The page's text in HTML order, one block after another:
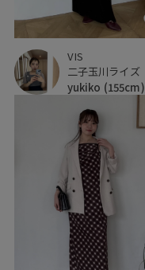
VIS
二子玉川ライズ
yukiko (155cm)